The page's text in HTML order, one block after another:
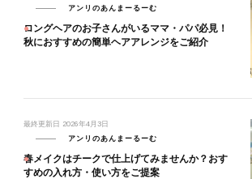
アンリのあんまーるーむ
ロングヘアのお子さんがいるママ・パパ必見！
秋におすすめの簡単ヘアアレンジをご紹介
最終更新日 2026年4月3日
アンリのあんまーるーむ
春メイクはチークで仕上げてみませんか？おす
すめの入れ方・使い方をご提案